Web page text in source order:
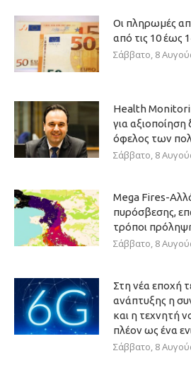
Οι πληρωμές
από τις 10 έως
Σάββατο, 8
Health
για
όφελος των
Σάββατο, 8
Mega Fires-
πυρόσβεσης,
τρόποι
Σάββατο, 8
Στη νέα εποχή
ανάπτυξης η
και η τεχνητή
πλέον ως ένα
Σάββατο, 8